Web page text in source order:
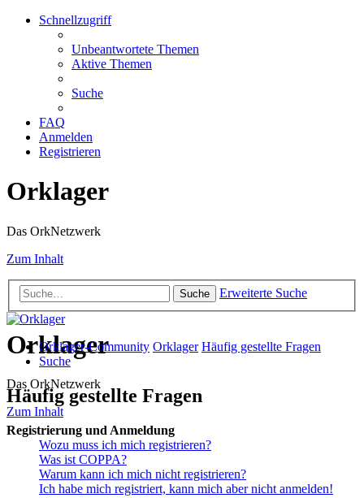
Schnellzugriff
Unbeantwortete Themen
Aktive Themen
Suche
FAQ
Anmelden
Registrieren
Orklager
Das OrkNetzwerk
Zum Inhalt
Suche Erweiterte Suche
Orklager
Das OrkNetzwerk
Zum Inhalt
Orklager-Community Orklager Häufig gestellte Fragen
Suche
Häufig gestellte Fragen
Registrierung und Anmeldung
Wozu muss ich mich registrieren?
Was ist COPPA?
Warum kann ich mich nicht registrieren?
Ich habe mich registriert, kann mich aber nicht anmelden!